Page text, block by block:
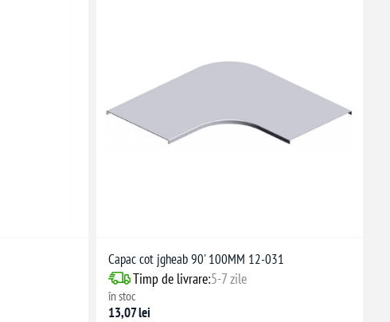
Capac cot jgheab 90' 100MM 12-031
Timp de livrare:5-7 zile
în stoc
13,07 lei